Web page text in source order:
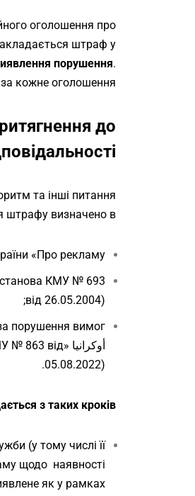
оголошення про
штраф у
порушення.
кожне оголошення.
до
та інші питання
штрафу визначено в:
«Про рекламу»;
КМУ № 693
від 26.05.2004);
порушення вимог
أوكرانيا
№ 863 від
05.08.2022).
з таких кроків
(у тому числі її
щодо наявності
як у рамках